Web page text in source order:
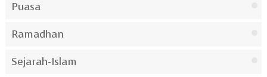
Puasa
Ramadhan
Sejarah-Islam